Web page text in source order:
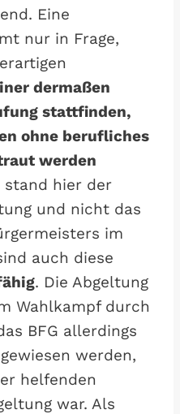
Eine
nur in Frage,
dermaßen
stattfinden,
ohne berufliches
werden
stand hier der
und nicht das
im
auch diese
. Die Abgeltung
Wahlkampf durch
BFG allerdings
werden,
helfenden
war. Als